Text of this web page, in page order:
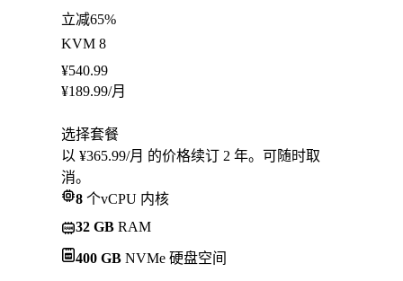
立减65%
KVM 8
¥540.99
¥189.99/月
选择套餐
以 ¥365.99/月 的价格续订 2 年。可随时取
消。
8 个vCPU 内核
32 GB RAM
400 GB NVMe 硬盘空间